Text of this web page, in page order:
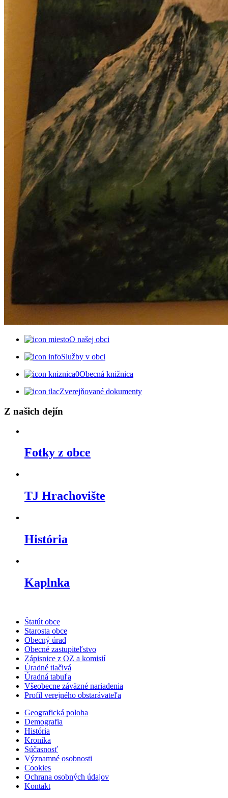
O našej obci
Služby v obci
Obecná knižnica
Zverejňované dokumenty
Z našich dejín
Fotky z obce
TJ Hrachovište
História
Kaplnka
Štatút obce
Starosta obce
Obecný úrad
Obecné zastupiteľstvo
Zápisnice z OZ a komisií
Úradné tlačivá
Úradná tabuľa
Všeobecne záväzné nariadenia
Profil verejného obstarávateľa
Geografická poloha
Demografia
História
Kronika
Súčasnosť
Významné osobnosti
Cookies
Ochrana osobných údajov
Kontakt